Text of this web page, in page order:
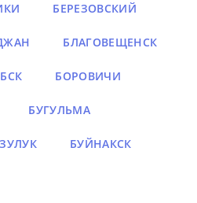
БЕРЕЗОВСКИЙ
БЛАГОВЕЩЕНСК
БОРОВИЧИ
БУГУЛЬМА
БУЙНАКСК